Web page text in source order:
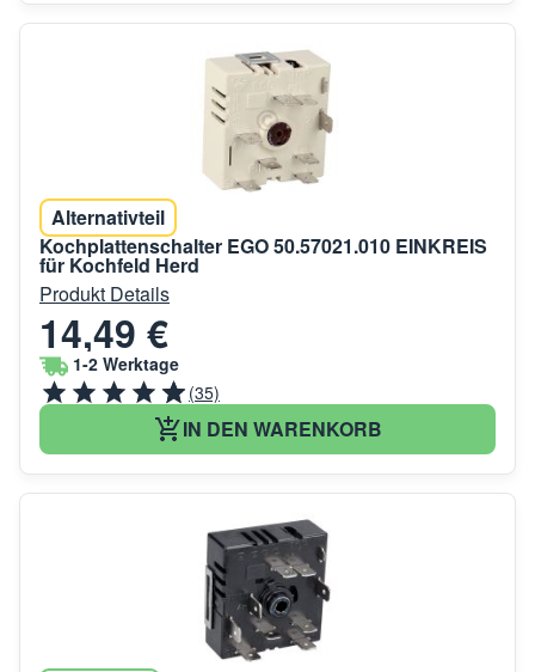
Alternativteil
Kochplattenschalter EGO 50.57021.010 EINKREIS
für Kochfeld Herd
Produkt Details
14,49 €
1-2 Werktage
(35)
IN DEN WARENKORB